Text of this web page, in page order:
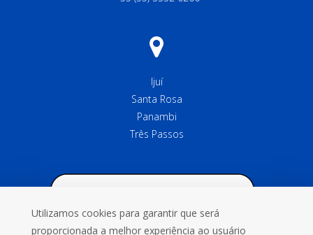
Ijuí
Santa Rosa
Panambi
Três Passos
Utilizamos cookies para garantir que será
proporcionada a melhor experiência ao usuário